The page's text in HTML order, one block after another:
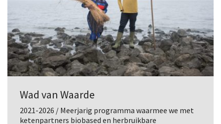
Wad van Waarde
2021-2026 / Meerjarig programma waarmee we met
ketenpartners biobased en herbruikbare